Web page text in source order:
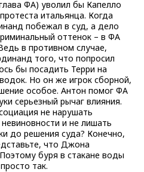
ФА) уволил бы Капелло
итальянца. Когда
побежал в суд, а дело
оттенок – в ФА
в противном случае,
того, что попросил
бы посадить Терри на
Но он же игрок сборной,
особое. Антон помог ФА
серьезный рычаг влияния.
не нарушать
и не лишать
до решения суда? Конечно,
что Джона
буря в стакане воды
так.